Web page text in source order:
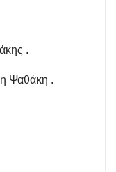
.
Ψαθάκη .